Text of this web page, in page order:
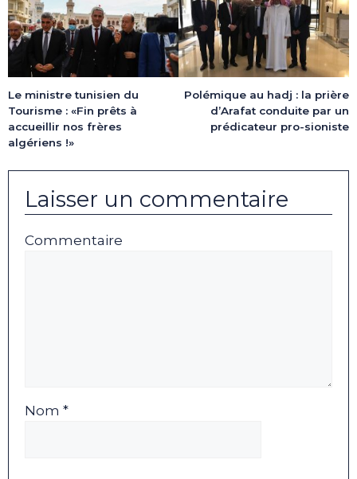
Le ministre tunisien du
Tourisme : «Fin prêts à
accueillir nos frères
algériens !»
Polémique au hadj : la prière
d’Arafat conduite par un
prédicateur pro-sioniste
Laisser un commentaire
Commentaire
Nom *